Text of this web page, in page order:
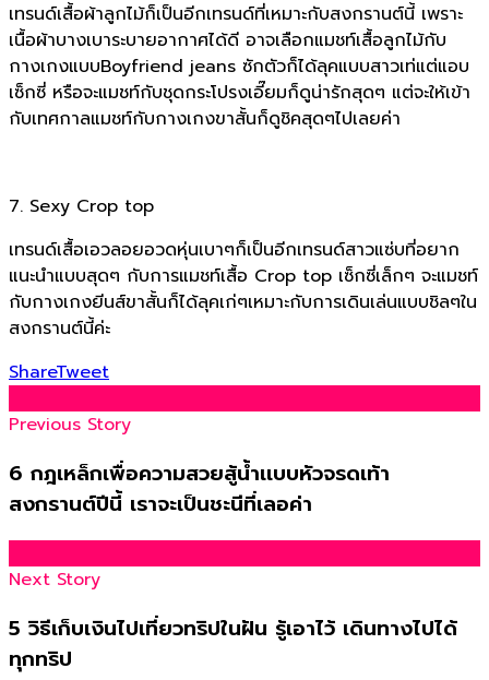
เทรนด์เสื้อผ้าลูกไม้ก็เป็นอีกเทรนด์ที่เหมาะกับสงกรานต์นี้ เพราะ
เนื้อผ้าบางเบาระบายอากาศได้ดี อาจเลือกแมชท์เสื้อลูกไม้กับ
กางเกงแบบBoyfriend jeans ซักตัวก็ได้ลุคแบบสาวเท่แต่แอบ
เซ็กซี่ หรือจะแมชท์กับชุดกระโปรงเอี๊ยมก็ดูน่ารักสุดๆ แต่จะให้เข้า
กับเทศกาลแมชท์กับกางเกงขาสั้นก็ดูชิคสุดๆไปเลยค่า
7. Sexy Crop top
เทรนด์เสื้อเอวลอยอวดหุ่นเบาๆก็เป็นอีกเทรนด์สาวแซ่บที่อยาก
แนะนำแบบสุดๆ กับการแมชท์เสื้อ Crop top เซ็กซี่เล็กๆ จะแมชท์
กับกางเกงยีนส์ขาสั้นก็ได้ลุคเก่ๆเหมาะกับการเดินเล่นแบบชิลๆใน
สงกรานต์นี้ค่ะ
ShareTweet
Previous Story
6 กฎเหล็กเพื่อความสวยสู้น้ำเเบบหัวจรดเท้า
สงกรานต์ปีนี้ เราจะเป็นชะนีที่เลอค่า
Next Story
5 วิธีเก็บเงินไปเที่ยวทริปในฝัน รู้เอาไว้ เดินทางไปได้
ทุกทริป